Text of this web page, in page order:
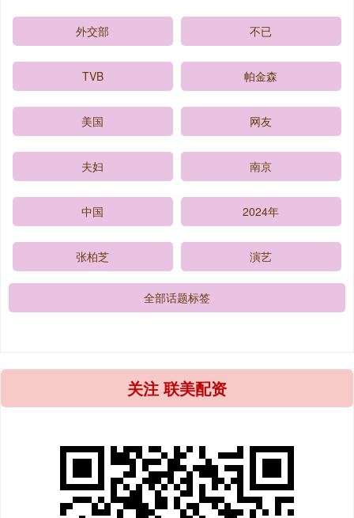
外交部 不已
TVB 帕金森
美国 网友
夫妇 南京
中国 2024年
张柏芝 演艺
全部话题标签
关注 联美配资